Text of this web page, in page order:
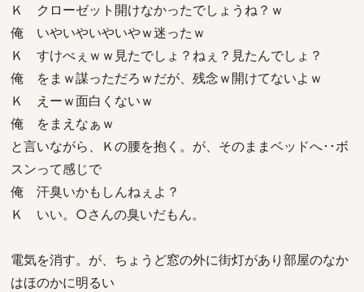
Ｋ クローゼット開けなかったでしょうね？ｗ
俺 いやいやいやいやｗ迷ったｗ
Ｋ すけべぇｗｗ見たでしょ？ねぇ？見たんでしょ？
俺 をまｗ謀っただろｗだが、残念ｗ開けてないよｗ
Ｋ えーｗ面白くないｗ
俺 をまえなぁｗ
と言いながら、Ｋの腰を抱く。が、そのままベッドへ･･ボ
スンって感じで
俺 汗臭いかもしんねぇよ？
Ｋ いい。○さんの臭いだもん。
電気を消す。が、ちょうど窓の外に街灯があり部屋のなか
はほのかに明るい